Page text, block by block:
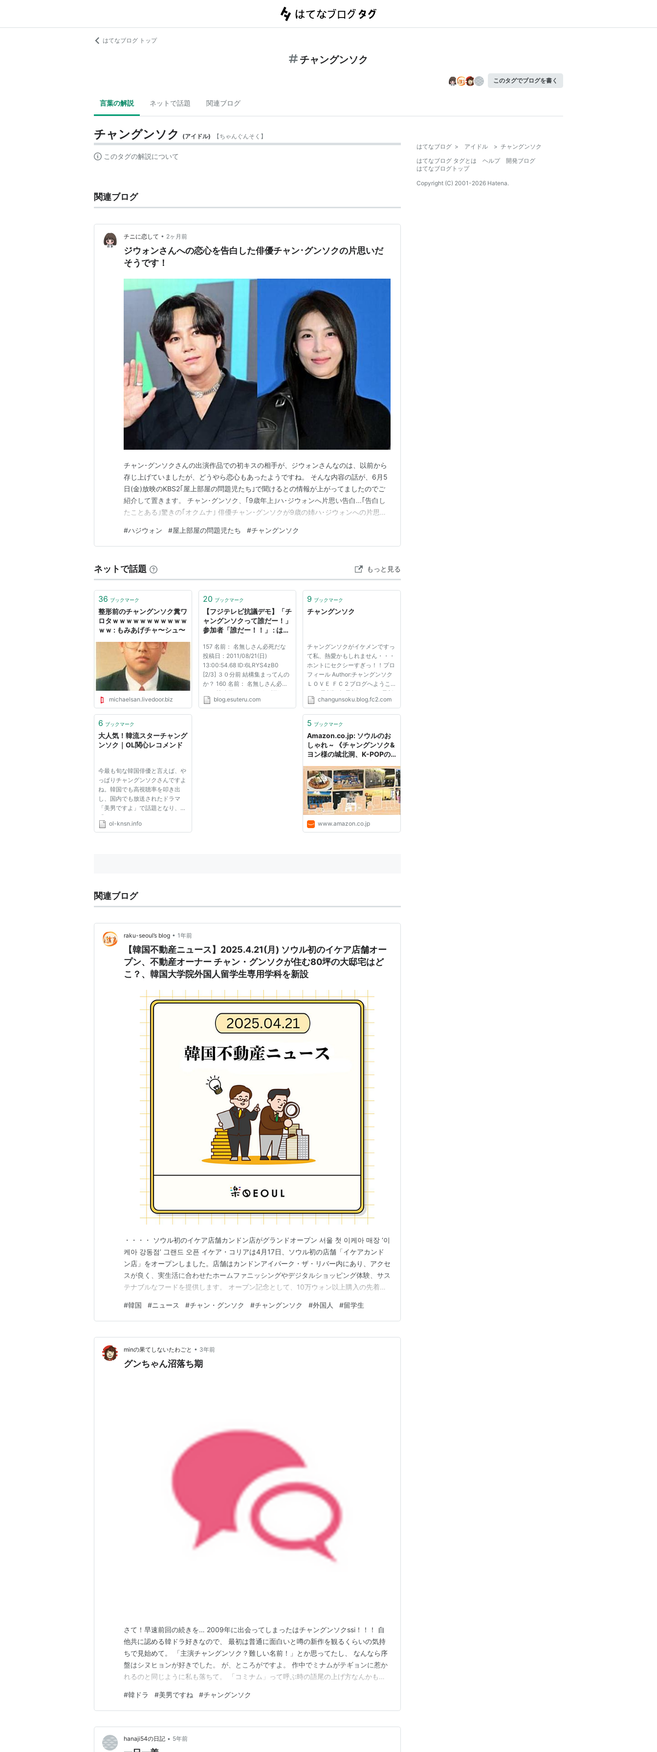
はてなブログ トップ
チャングンソク
このタグでブログを書く
言葉の解説 ネットで話題 関連ブログ
チャングンソク (アイドル) 【ちゃんぐんそく 】
このタグの解説について
関連ブログ
チニに恋して • 2ヶ月前
ジウォンさんへの恋心を告白した俳優チャン･グンソクの片思いだ
そうです！
チャン･グンソクさんの出演作品での初キスの相手が、ジウォンさんなのは、以前から
存じ上げていましたが、どうやら恋心もあったようですね。 そんな内容の話が、6月5
日(金)放映のKBS2｢屋上部屋の問題児たち｣で聞けるとの情報が上がってましたのでご
紹介して置きます。 チャン･グンソク、｢9歳年上｣ハ･ジウォンへ片思い告白...｢告白し
たことある｣驚きの｢オクムナ｣ 俳優チャン･グンソクが9歳の姉ハ･ジウォンへの片思い
クムナ｣)には｢アジアプリンス｣チャン･グンソクがゲストとして出演する。 この日、チ
ャン･グンソ…
#ハジウォン #屋上部屋の問題児たち #チャングンソク
ネットで話題 もっと見る
36 ブックマーク
整形前のチャングンソク糞ワ
ロタｗｗｗｗｗｗｗｗｗｗｗ
ｗｗ : もみあげチャ〜シュ〜
michaelsan.livedoor.biz
20 ブックマーク
【フジテレビ抗議デモ】「チ
ャングンソクって誰だー！」
参加者「誰だー！！」 : はち
157 名前： 名無しさん必死だな
投稿日：2011/08/21(日)
13:00:54.68 ID:6LRYS4zB0
[2/3] ３０分前 結構集まってんの
か？ 160 名前： 名無しさん必死
だな 投稿日：2011/08/21(日)
13:01:24.47 ID:gFZRI0QC0
blog.esuteru.com
9 ブックマーク
チャングンソク
チャングンソクがイケメンですっ
て私、熱愛かもしれません・・・
ホントにセクシーすぎっ！！プロ
フィール Author:チャングンソク
ＬＯＶＥ ＦＣ２ブログへようこ
そ！ 最新記事 最新コメント 最新
トラックバック 月別アーカイブ
changunsoku.blog.fc2.com
6 ブックマーク
大人気！韓流スターチャング
ンソク｜OL関心レコメンド
今最も旬な韓国俳優と言えば、や
っぱりチャングンソクさんですよ
ね。韓国でも高視聴率を叩き出
し、国内でも放送されたドラマ
「美男ですよ」で話題となり、
「ソウルマッコリ」などのCMで
もお馴染みとなりました。最近で
ol-knsn.info
5 ブックマーク
Amazon.co.jp: ソウルのお
しゃれ ~ 《チャングンソク&
ヨン様の城北洞、K-POPの
勲: 本
www.amazon.co.jp
関連ブログ
raku-seoul’s blog • 1年前
【韓国不動産ニュース】2025.4.21(月) ソウル初のイケア店舗オー
プン、不動産オーナー チャン・グンソクが住む80坪の大邸宅はど
こ？、韓国大学院外国人留学生専用学科を新設
・・・・ ソウル初のイケア店舗カンドン店がグランドオープン 서울 첫 이케아 매장 ‘이
케아 강동점’ 그랜드 오픈 イケア・コリアは4月17日、ソウル初の店舗「イケアカンド
ン店」をオープンしました。店舗はカンドンアイパーク・ザ・リバー内にあり、アクセ
スが良く、実生活に合わせたホームファニッシングやデジタルショッピング体験、サス
テナブルなフードを提供します。 オープン記念として、10万ウォン以上購入の先着
イベントを実施。さらに、4月中は30万ウォン以上購入で無料配送特典もあります。
https://www.ikl…
#韓国 #ニュース #チャン・グンソク #チャングンソク #外国人 #留学生
minの果てしないたわごと • 3年前
グンちゃん沼落ち期
さて！早速前回の続きを… 2009年に出会ってしまったはチャングンソクssi！！！ 自
他共に認める韓ドラ好きなので、 最初は普通に面白いと噂の新作を観るくらいの気持
ちで見始めて。 「主演チャングンソク？難しい名前！」とか思ってたし、 なんなら序
盤はシヌヒョンが好きでした。 が、ところがですよ。 作中でミナムがテギョンに惹か
れるのと同じように私も落ちて。 「コミナム」って呼ぶ時の語尾の上げ方なんかもツ
https://www.netflix.com/jp/title/70215461 まだ未視聴の方は絶対観た方がいい…
#韓ドラ #美男ですね #チャングンソク
hanaji54の日記 • 5年前
はてなブログ > アイドル > チャングンソク
はてなブログ タグとは
ヘルプ
開発ブログ
はてなブログトップ
Copyright (C) 2001-2026 Hatena.